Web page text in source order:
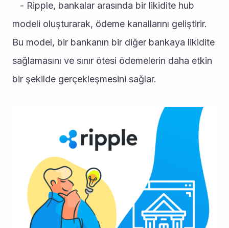
modeli oluşturarak, ödeme kanallarını geliştirir.
Bu model, bir bankanın bir diğer bankaya likidite
sağlamasını ve sınır ötesi ödemelerin daha etkin
bir şekilde gerçekleşmesini sağlar.